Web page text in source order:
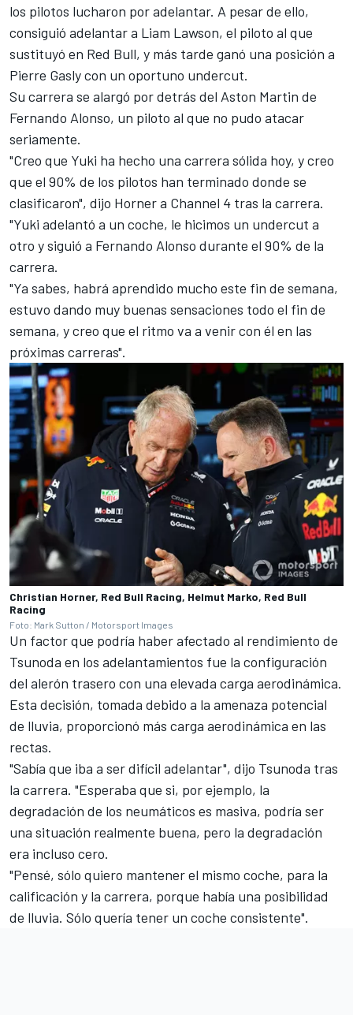
los pilotos lucharon por adelantar. A pesar de ello,
consiguió adelantar a Liam Lawson, el piloto al que
sustituyó en Red Bull, y más tarde ganó una posición a
Pierre Gaslycon un oportuno undercut.
Su carrera se alargó por detrás del Aston Martin de
Fernando Alonso, un piloto al que no pudo atacar
seriamente.
"Creo que Yuki ha hecho una carrera sólida hoy, y creo
que el 90% de los pilotos han terminado donde se
clasificaron", dijo Horner a Channel 4 tras la carrera.
"Yuki adelantó a un coche, le hicimos un undercut a
otro y siguió a Fernando Alonso durante el 90% de la
carrera.
"Ya sabes, habrá aprendido mucho este fin de semana,
estuvo dando muy buenas sensaciones todo el fin de
semana, y creo que el ritmo va a venir con él en las
próximas carreras".
Christian Horner, Red Bull Racing, Helmut Marko, Red Bull
Racing
Foto: Mark Sutton / Motorsport Images
Un factor que podría haber afectado al rendimiento de
Tsunoda en los adelantamientos fue la configuración
del alerón trasero con una elevada carga aerodinámica.
Esta decisión, tomada debido a la amenaza potencial
de lluvia, proporcionó más carga aerodinámica en las
rectas.
"Sabía que iba a ser difícil adelantar", dijo Tsunoda tras
la carrera. "Esperaba que si, por ejemplo, la
degradación de los neumáticos es masiva, podría ser
una situación realmente buena, pero la degradación
era incluso cero.
"Pensé, sólo quiero mantener el mismo coche, para la
calificación y la carrera, porque había una posibilidad
de lluvia. Sólo quería tener un coche consistente".